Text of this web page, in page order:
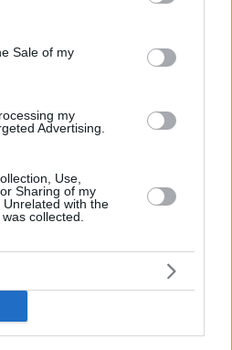
and its third-party tags to
purposes in below Google
Sale of my
my
Advertising.
Use,
Sharing of my
with the
collected.
πανεπιστημιακής εκπαίδευσης
επιλογή για τη χρηματοδότηση
επιστρέφουμε με ασφάλεια